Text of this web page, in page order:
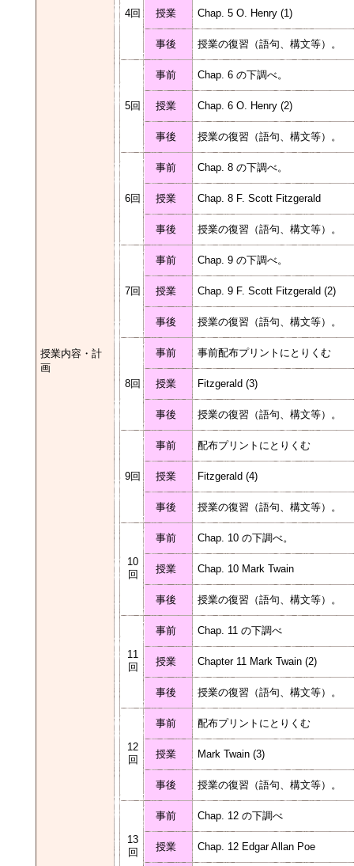
授業内容・計
画
4回 授業 Chap. 5 O. Henry (1)
事後 授業の復習（語句、構文等）。
5回
事前 Chap. 6 の下調べ。
授業 Chap. 6 O. Henry (2)
事後 授業の復習（語句、構文等）。
6回
事前 Chap. 8 の下調べ。
授業 Chap. 8 F. Scott Fitzgerald
事後 授業の復習（語句、構文等）。
7回
事前 Chap. 9 の下調べ。
授業 Chap. 9 F. Scott Fitzgerald (2)
事後 授業の復習（語句、構文等）。
8回
事前 事前配布プリントにとりくむ
授業 Fitzgerald (3)
事後 授業の復習（語句、構文等）。
9回
事前 配布プリントにとりくむ
授業 Fitzgerald (4)
事後 授業の復習（語句、構文等）。
10
回
事前 Chap. 10 の下調べ。
授業 Chap. 10 Mark Twain
事後 授業の復習（語句、構文等）。
11
回
事前 Chap. 11 の下調べ
授業 Chapter 11 Mark Twain (2)
事後 授業の復習（語句、構文等）。
12
回
事前 配布プリントにとりくむ
授業 Mark Twain (3)
事後 授業の復習（語句、構文等）。
13
回
事前 Chap. 12 の下調べ
授業 Chap. 12 Edgar Allan Poe